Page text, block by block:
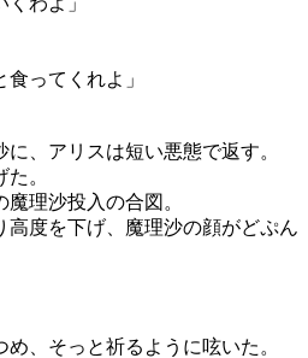
食ってくれよ」
、アリスは短い悪態で返す。
。
理沙投入の合図。
度を下げ、魔理沙の顔がどぷん
、そっと祈るように呟いた。